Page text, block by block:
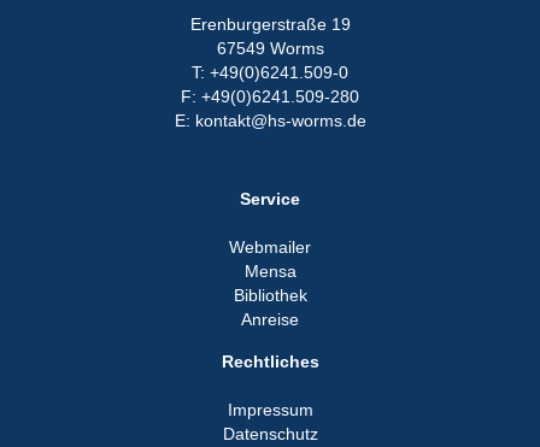
Erenburgerstraße 19
67549 Worms
T: +49(0)6241.509-0
F: +49(0)6241.509-280
E: kontakt@hs-worms.de
Service
Webmailer
Mensa
Bibliothek
Anreise
Rechtliches
Impressum
Datenschutz